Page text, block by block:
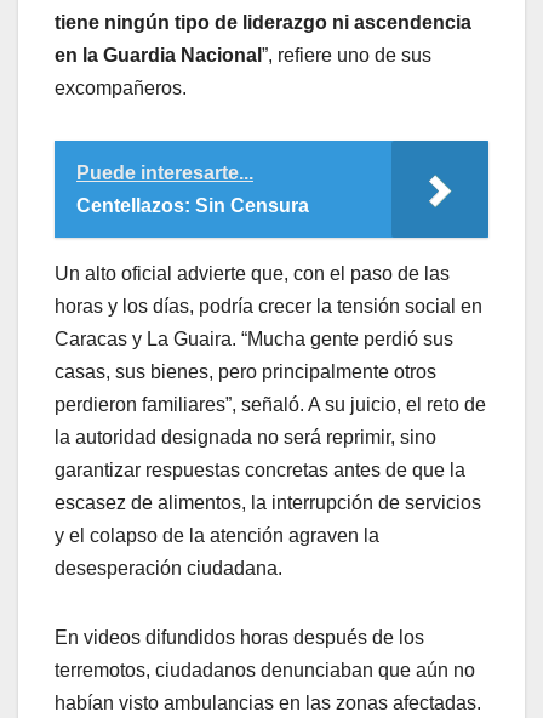
tiene ningún tipo de liderazgo ni ascendencia
en la Guardia Nacional ”, refiere uno de sus
excompañeros.
Puede interesarte...
Centellazos: Sin Censura
Un alto oficial advierte que, con el paso de las
horas y los días, podría crecer la tensión social en
Caracas y La Guaira. “Mucha gente perdió sus
casas, sus bienes, pero principalmente otros
perdieron familiares”, señaló. A su juicio, el reto de
la autoridad designada no será reprimir, sino
garantizar respuestas concretas antes de que la
escasez de alimentos, la interrupción de servicios
y el colapso de la atención agraven la
desesperación ciudadana.
En videos difundidos horas después de los
terremotos, ciudadanos denunciaban que aún no
habían visto ambulancias en las zonas afectadas.